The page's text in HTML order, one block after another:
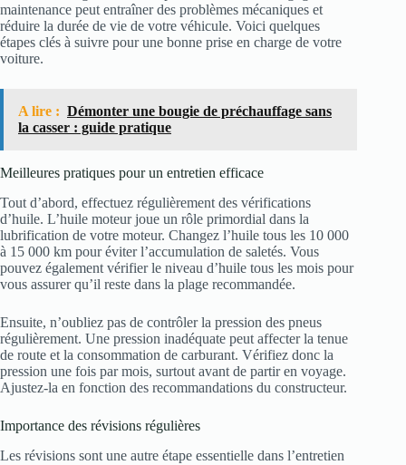
maintenance peut entraîner des problèmes mécaniques et
réduire la durée de vie de votre véhicule. Voici quelques
étapes clés à suivre pour une bonne prise en charge de votre
voiture.
A lire : Démonter une bougie de préchauffage sans
la casser : guide pratique
Meilleures pratiques pour un entretien efficace
Tout d’abord, effectuez régulièrement des vérifications
d’huile. L’huile moteur joue un rôle primordial dans la
lubrification de votre moteur. Changez l’huile tous les 10 000
à 15 000 km pour éviter l’accumulation de saletés. Vous
pouvez également vérifier le niveau d’huile tous les mois pour
vous assurer qu’il reste dans la plage recommandée.
Ensuite, n’oubliez pas de contrôler la pression des pneus
régulièrement. Une pression inadéquate peut affecter la tenue
de route et la consommation de carburant. Vérifiez donc la
pression une fois par mois, surtout avant de partir en voyage.
Ajustez-la en fonction des recommandations du constructeur.
Importance des révisions régulières
Les révisions sont une autre étape essentielle dans l’entretien